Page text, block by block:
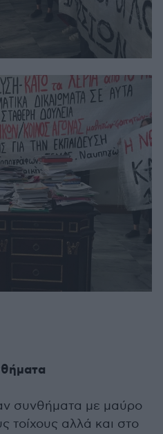
συνθήματα με μαύρο
τοίχους αλλά και στο